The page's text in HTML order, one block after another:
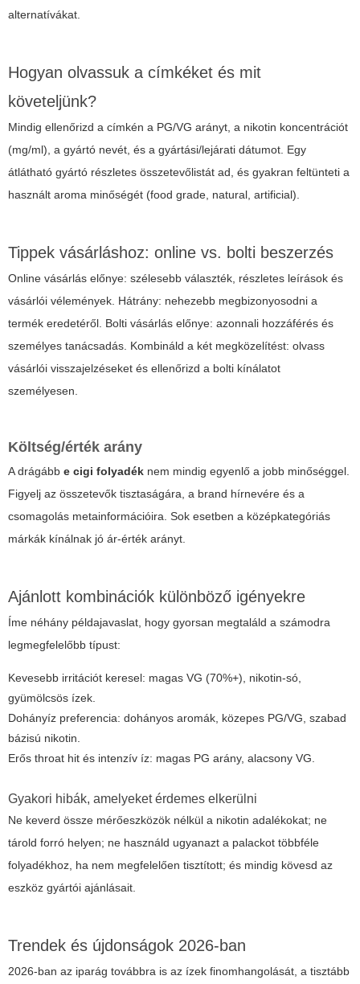
alternatívákat.
Hogyan olvassuk a címkéket és mit
követeljünk?
Mindig ellenőrizd a címkén a PG/VG arányt, a nikotin koncentrációt
(mg/ml), a gyártó nevét, és a gyártási/lejárati dátumot. Egy
átlátható gyártó részletes összetevőlistát ad, és gyakran feltünteti a
használt aroma minőségét (food grade, natural, artificial).
Tippek vásárláshoz: online vs. bolti beszerzés
Online vásárlás előnye: szélesebb választék, részletes leírások és
vásárlói vélemények. Hátrány: nehezebb megbizonyosodni a
termék eredetéről. Bolti vásárlás előnye: azonnali hozzáférés és
személyes tanácsadás. Kombináld a két megközelítést: olvass
vásárlói visszajelzéseket és ellenőrizd a bolti kínálatot
személyesen.
Költség/érték arány
A drágább e cigi folyadék nem mindig egyenlő a jobb minőséggel.
Figyelj az összetevők tisztaságára, a brand hírnevére és a
csomagolás metainformációira. Sok esetben a középkategóriás
márkák kínálnak jó ár-érték arányt.
Ajánlott kombinációk különböző igényekre
Íme néhány példajavaslat, hogy gyorsan megtaláld a számodra
legmegfelelőbb típust:
Kevesebb irritációt keresel: magas VG (70%+), nikotin-só,
gyümölcsös ízek.
Dohányíz preferencia: dohányos aromák, közepes PG/VG, szabad
bázisú nikotin.
Erős throat hit és intenzív íz: magas PG arány, alacsony VG.
Gyakori hibák, amelyeket érdemes elkerülni
Ne keverd össze mérőeszközök nélkül a nikotin adalékokat; ne
tárold forró helyen; ne használd ugyanazt a palackot többféle
folyadékhoz, ha nem megfelelően tisztított; és mindig kövesd az
eszköz gyártói ajánlásait.
Trendek és újdonságok 2026-ban
2026-ban az iparág továbbra is az ízek finomhangolását, a tisztább